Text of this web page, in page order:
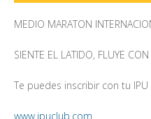
MEDIO MARATON
SIENTE EL LATIDO, FLUYE CON
Te puedes inscribir con tu IPU
www.ipuclub.com